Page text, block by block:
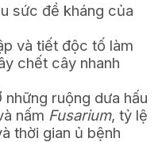
sức đề kháng của
và tiết độc tố làm
chết cây nhanh
ruộng dưa hấu
nấm Fusarium, tỷ lệ
thời gian ủ bệnh